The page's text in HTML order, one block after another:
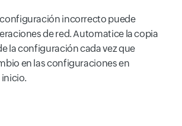
incorrecto puede
de red. Automatice la copia
la configuración cada vez que
en las configuraciones en